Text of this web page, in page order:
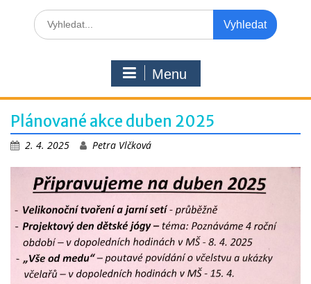
Search
for:
Menu
Plánované akce duben 2025
2. 4. 2025 Petra Vlčková